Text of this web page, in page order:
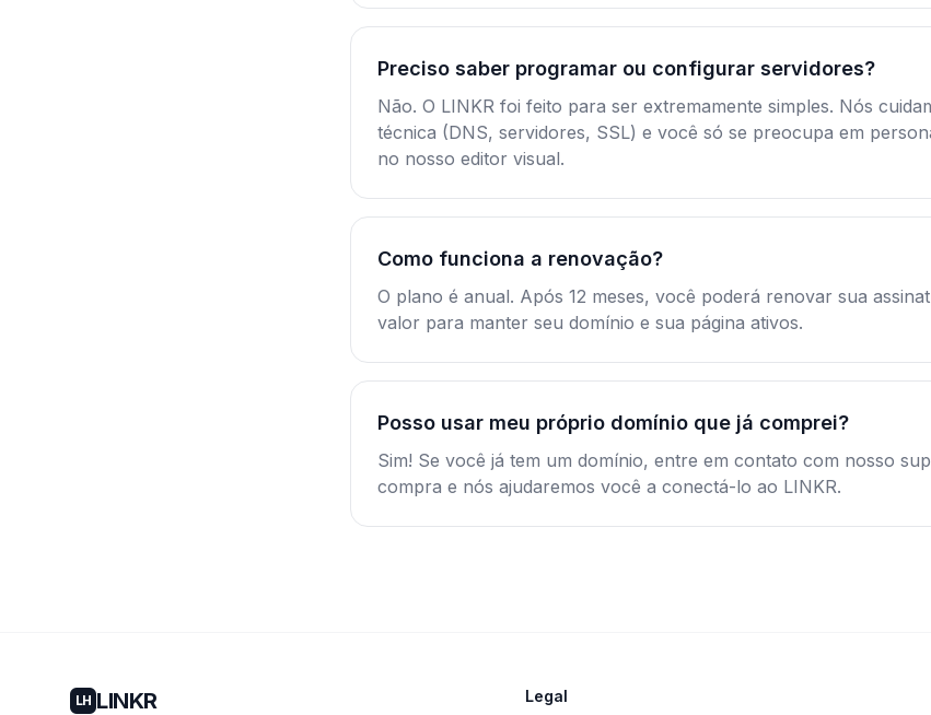
Preciso saber programar ou configurar servidores?
Não. O LINKR foi feito para ser extremamente simples. Nós
técnica (DNS, servidores, SSL) e você só se preocupa em
no nosso editor visual.
Como funciona a renovação?
O plano é anual. Após 12 meses, você poderá renovar sua
valor para manter seu domínio e sua página ativos.
Posso usar meu próprio domínio que já comprei?
Sim! Se você já tem um domínio, entre em contato com nosso
compra e nós ajudaremos você a conectá-lo ao LINKR.
LH LINKR Legal